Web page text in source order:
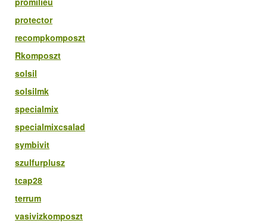
protector
recompkomposzt
Rkomposzt
solsil
solsilmk
specialmix
specialmixcsalad
symbivit
szulfurplusz
tcap28
terrum
vasivizkomposzt